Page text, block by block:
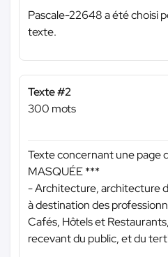
Pascale-22648 a été choisi
texte.
Texte #2
300 mots
Texte concernant une page
MASQUÉE ***
- Architecture, architecture
à destination des
Cafés, Hôtels et
recevant du public, et du